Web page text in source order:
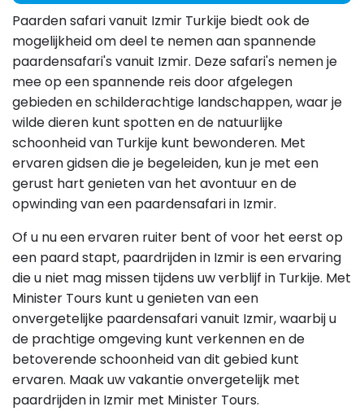
Paarden safari vanuit Izmir Turkije biedt ook de
mogelijkheid om deel te nemen aan spannende
paardensafari's vanuit Izmir. Deze safari's nemen je
mee op een spannende reis door afgelegen
gebieden en schilderachtige landschappen, waar je
wilde dieren kunt spotten en de natuurlijke
schoonheid van Turkije kunt bewonderen. Met
ervaren gidsen die je begeleiden, kun je met een
gerust hart genieten van het avontuur en de
opwinding van een paardensafari in Izmir.
Of u nu een ervaren ruiter bent of voor het eerst op
een paard stapt, paardrijden in Izmir is een ervaring
die u niet mag missen tijdens uw verblijf in Turkije. Met
Minister Tours kunt u genieten van een
onvergetelijke paardensafari vanuit Izmir, waarbij u
de prachtige omgeving kunt verkennen en de
betoverende schoonheid van dit gebied kunt
ervaren. Maak uw vakantie onvergetelijk met
paardrijden in Izmir met Minister Tours.